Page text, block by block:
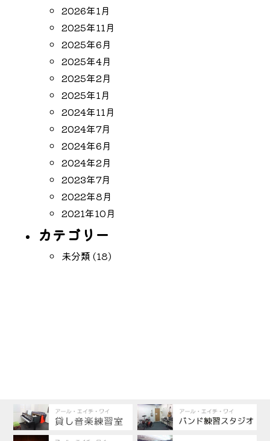
2026年1月
2025年11月
2025年6月
2025年4月
2025年2月
2025年1月
2024年11月
2024年7月
2024年6月
2024年2月
2023年7月
2022年8月
2021年10月
カテゴリー
未分類 (18)